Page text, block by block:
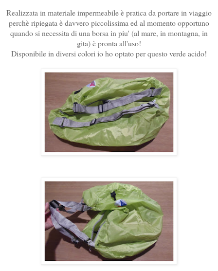
Realizzata in materiale impermeabile è pratica da portare in viaggio
perchè ripiegata è davvero piccolissima ed al momento opportuno
quando si necessita di una borsa in piu' (al mare, in montagna, in
gita) è pronta all'uso!
Disponibile in diversi colori io ho optato per questo verde acido!